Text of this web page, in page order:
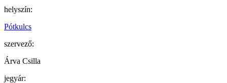
helyszín:
Pótkulcs
szervező:
Árva Csilla
jegyár: